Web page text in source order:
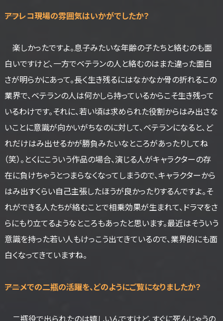
――アフレコ現場の雰囲気はいかがでしたか？
楽しかったですよ。息子みたいな年齢の子たちと絡むのも面
白いですけど、一方でベテランの人と絡むのはまた違った面白
さが明らかにあって。長く生き残るにはなかなか骨の折れるこの
業界で、ベテランの人は何かしら持っているからこそ生き残って
いるわけです。それに、若い頃は求められた役割からはみ出さな
いことに意識が向かいがちなのに対して、ベテランになると、ど
れだけはみ出せるかが勝負みたいなところがあったりしてね
（笑）。とくにこういう作品の場合、演じる人がキャラクターの存
在に負けちゃうとつまらなくなってしまうので、キャラクターから
はみ出すくらい自己主張したほうが良かったりするんですよ。そ
れができる人たちが絡むことで相乗効果が生まれて、ドラマをさ
らにもり立てるようなところもあったと思います。最近はそういう
意識を持った若い人もけっこう出てきているので、業界的にも面
白くなってきていますね。
――アニメでの二瓶の活躍を、どのようにご覧になりましたか？